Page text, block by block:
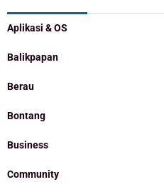
Aplikasi & OS
Balikpapan
Berau
Bontang
Business
Community